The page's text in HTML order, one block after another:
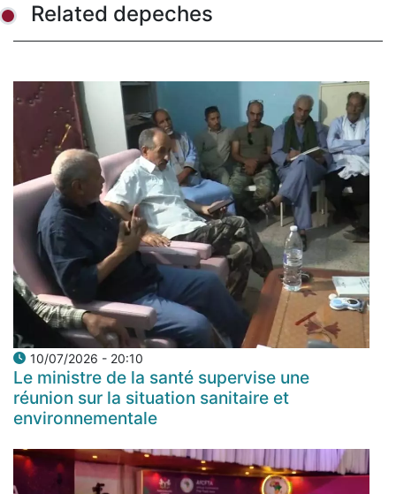
Related depeches
10/07/2026 - 20:10
Le ministre de la santé supervise une
réunion sur la situation sanitaire et
environnementale